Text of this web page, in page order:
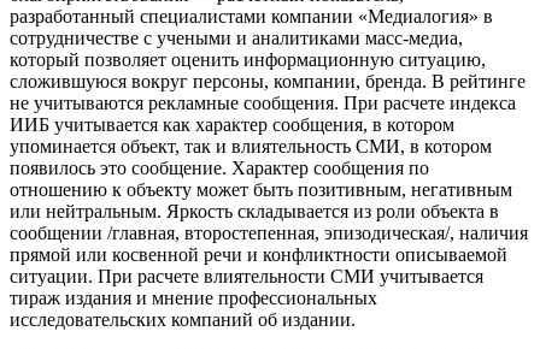
разработанный специалистами компании «Медиалогия» в
сотрудничестве с учеными и аналитиками масс-медиа,
который позволяет оценить информационную ситуацию,
сложившуюся вокруг персоны, компании, бренда. В рейтинге
не учитываются рекламные сообщения. При расчете индекса
ИИБ учитывается как характер сообщения, в котором
упоминается объект, так и влиятельность СМИ, в котором
появилось это сообщение. Характер сообщения по
отношению к объекту может быть позитивным, негативным
или нейтральным. Яркость складывается из роли объекта в
сообщении /главная, второстепенная, эпизодическая/, наличия
прямой или косвенной речи и конфликтности описываемой
ситуации. При расчете влиятельности СМИ учитывается
тираж издания и мнение профессиональных
исследовательских компаний об издании.